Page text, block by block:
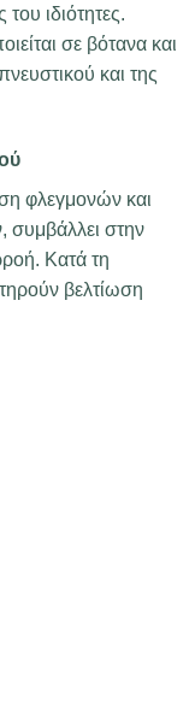
ιδιότητες.
σε βότανα και
και της
φλεγμονών και
συμβάλλει στην
Κατά τη
βελτίωση